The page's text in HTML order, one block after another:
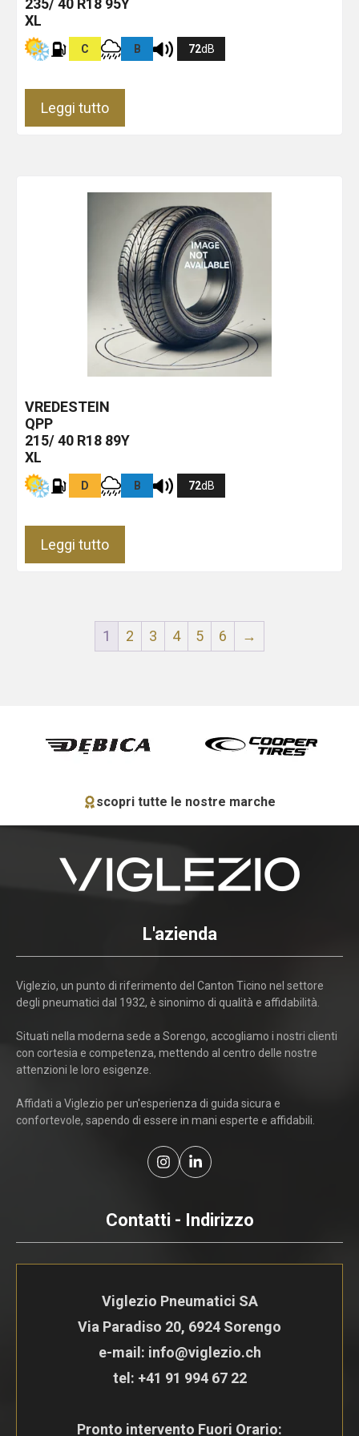
235/ 40 R18 95Y
XL
C B 72dB
Leggi tutto
VREDESTEIN
QPP
215/ 40 R18 89Y
XL
D B 72dB
Leggi tutto
1 2 3 4 5 6 →
scopri tutte le nostre marche
L'azienda
Viglezio, un punto di riferimento del Canton Ticino nel settore
degli pneumatici dal 1932, è sinonimo di qualità e affidabilità.
Situati nella moderna sede a Sorengo, accogliamo i nostri clienti
con cortesia e competenza, mettendo al centro delle nostre
attenzioni le loro esigenze.
Affidati a Viglezio per un'esperienza di guida sicura e
confortevole, sapendo di essere in mani esperte e affidabili.
Contatti - Indirizzo
Viglezio Pneumatici SA
Via Paradiso 20, 6924 Sorengo
e-mail: info@viglezio.ch
tel: +41 91 994 67 22
Pronto intervento Fuori Orario: